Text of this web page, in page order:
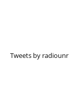
Tweets by radiounr